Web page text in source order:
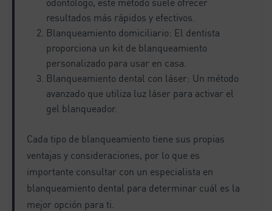
resultados más rápidos y efectivos.
Blanqueamiento domiciliario: El dentista
proporciona un kit de blanqueamiento
personalizado para usar en casa.
Blanqueamiento dental con láser: Un método
avanzado que utiliza luz láser para activar el
gel blanqueador.
Cada tipo de blanqueamiento tiene sus propias
ventajas y consideraciones, por lo que es
importante consultar con un especialista en
blanqueamiento dental para determinar cuál es la
mejor opción para ti.